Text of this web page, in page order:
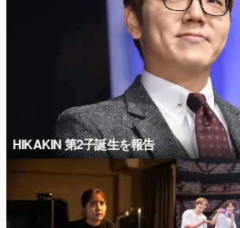
HIKAKIN 第2子誕生を報告